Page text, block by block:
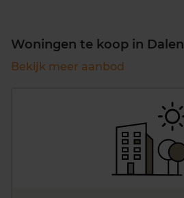
Woningen te koop in Dalen
Bekijk meer aanbod